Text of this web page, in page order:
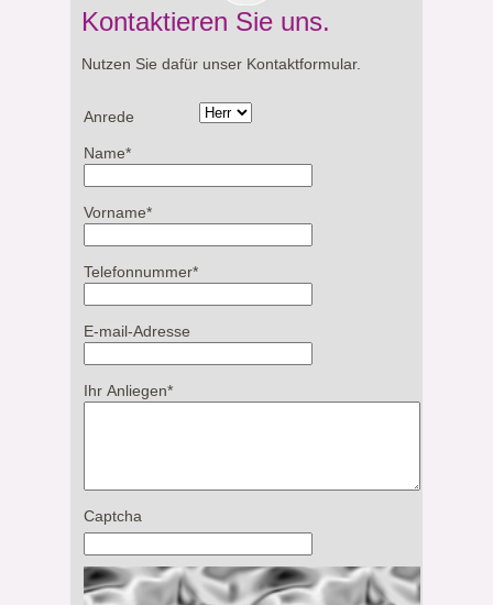
Kontaktieren Sie uns.
Nutzen Sie dafür unser Kontaktformular.
Anrede
Name*
Vorname*
Telefonnummer*
E-mail-Adresse
Ihr Anliegen*
Captcha